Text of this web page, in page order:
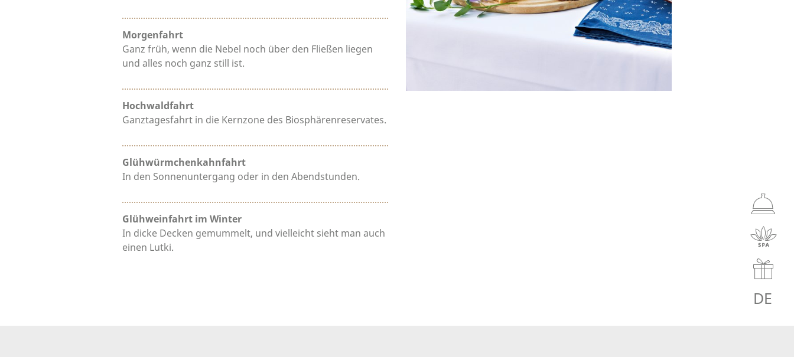
Morgenfahrt
Ganz früh, wenn die Nebel noch über den Fließen liegen
und alles noch ganz still ist.
Hochwaldfahrt
Ganztagesfahrt in die Kernzone des Biosphärenreservates.
Glühwürmchenkahnfahrt
In den Sonnenuntergang oder in den Abendstunden.
Glühweinfahrt im Winter
In dicke Decken gemummelt, und vielleicht sieht man auch
einen Lutki.
DE